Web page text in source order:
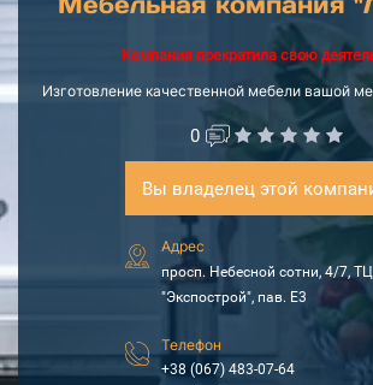
Компания прекратила свою
Изготовление качественной мебели вашой
0
Вы владелец этой
Адрес
просп. Небесной сотни, 4/7, ТЦ
"Экспострой", пав. Е3
Телефон
+38 (067) 483-07-64